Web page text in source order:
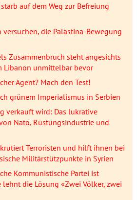
auf dem Weg zur Befreiung
versuchen, die Palästina-Bewegung
Zusammenbruch steht angesichts
Libanon unmittelbar bevor
Agent? Mach den Test!
grünem Imperialismus in Serbien
verkauft wird: Das lukrative
Nato, Rüstungsindustrie und
Terroristen und hilft ihnen bei
Militärstützpunkte in Syrien
Kommunistische Partei ist
die Lösung «Zwei Völker, zwei